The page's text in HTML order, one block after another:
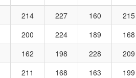
214 227 160 215
200 224 189 168
162 198 228 209
211 168 163 199